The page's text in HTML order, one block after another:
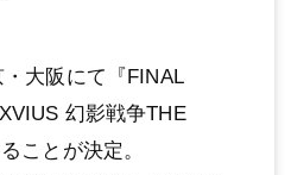
⼤阪にて『FINAL
幻影戦争THE
ことが決定。